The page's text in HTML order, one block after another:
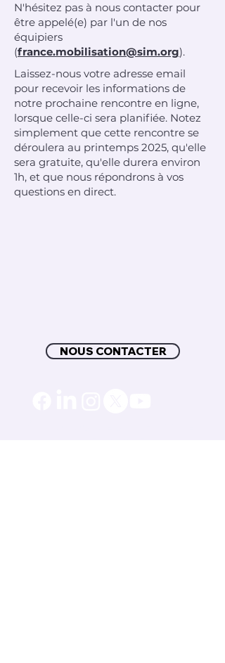
N'hésitez pas à nous contacter pour
être appelé(e) par l'un de nos
équipiers
(france.mobilisation@sim.org).
Laissez-nous votre adresse email
pour recevoir les informations de
notre prochaine rencontre en ligne,
lorsque celle-ci sera planifiée. Notez
simplement que cette rencontre se
déroulera au printemps 2025, qu'elle
sera gratuite, qu'elle durera environ
1h, et que nous répondrons à vos
questions en direct.
NOUS CONTACTER